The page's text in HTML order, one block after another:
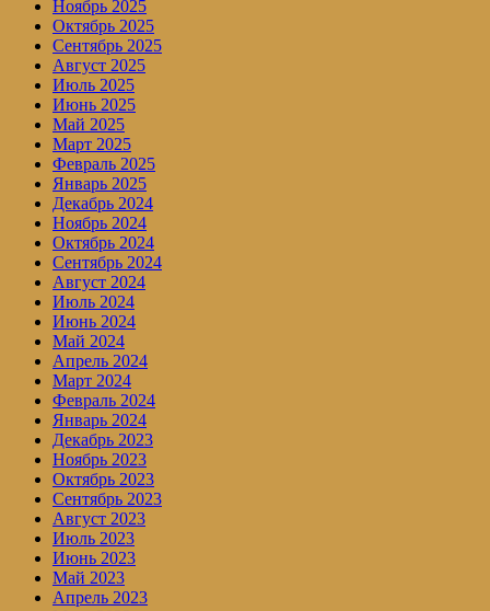
Ноябрь 2025
Октябрь 2025
Сентябрь 2025
Август 2025
Июль 2025
Июнь 2025
Май 2025
Март 2025
Февраль 2025
Январь 2025
Декабрь 2024
Ноябрь 2024
Октябрь 2024
Сентябрь 2024
Август 2024
Июль 2024
Июнь 2024
Май 2024
Апрель 2024
Март 2024
Февраль 2024
Январь 2024
Декабрь 2023
Ноябрь 2023
Октябрь 2023
Сентябрь 2023
Август 2023
Июль 2023
Июнь 2023
Май 2023
Апрель 2023